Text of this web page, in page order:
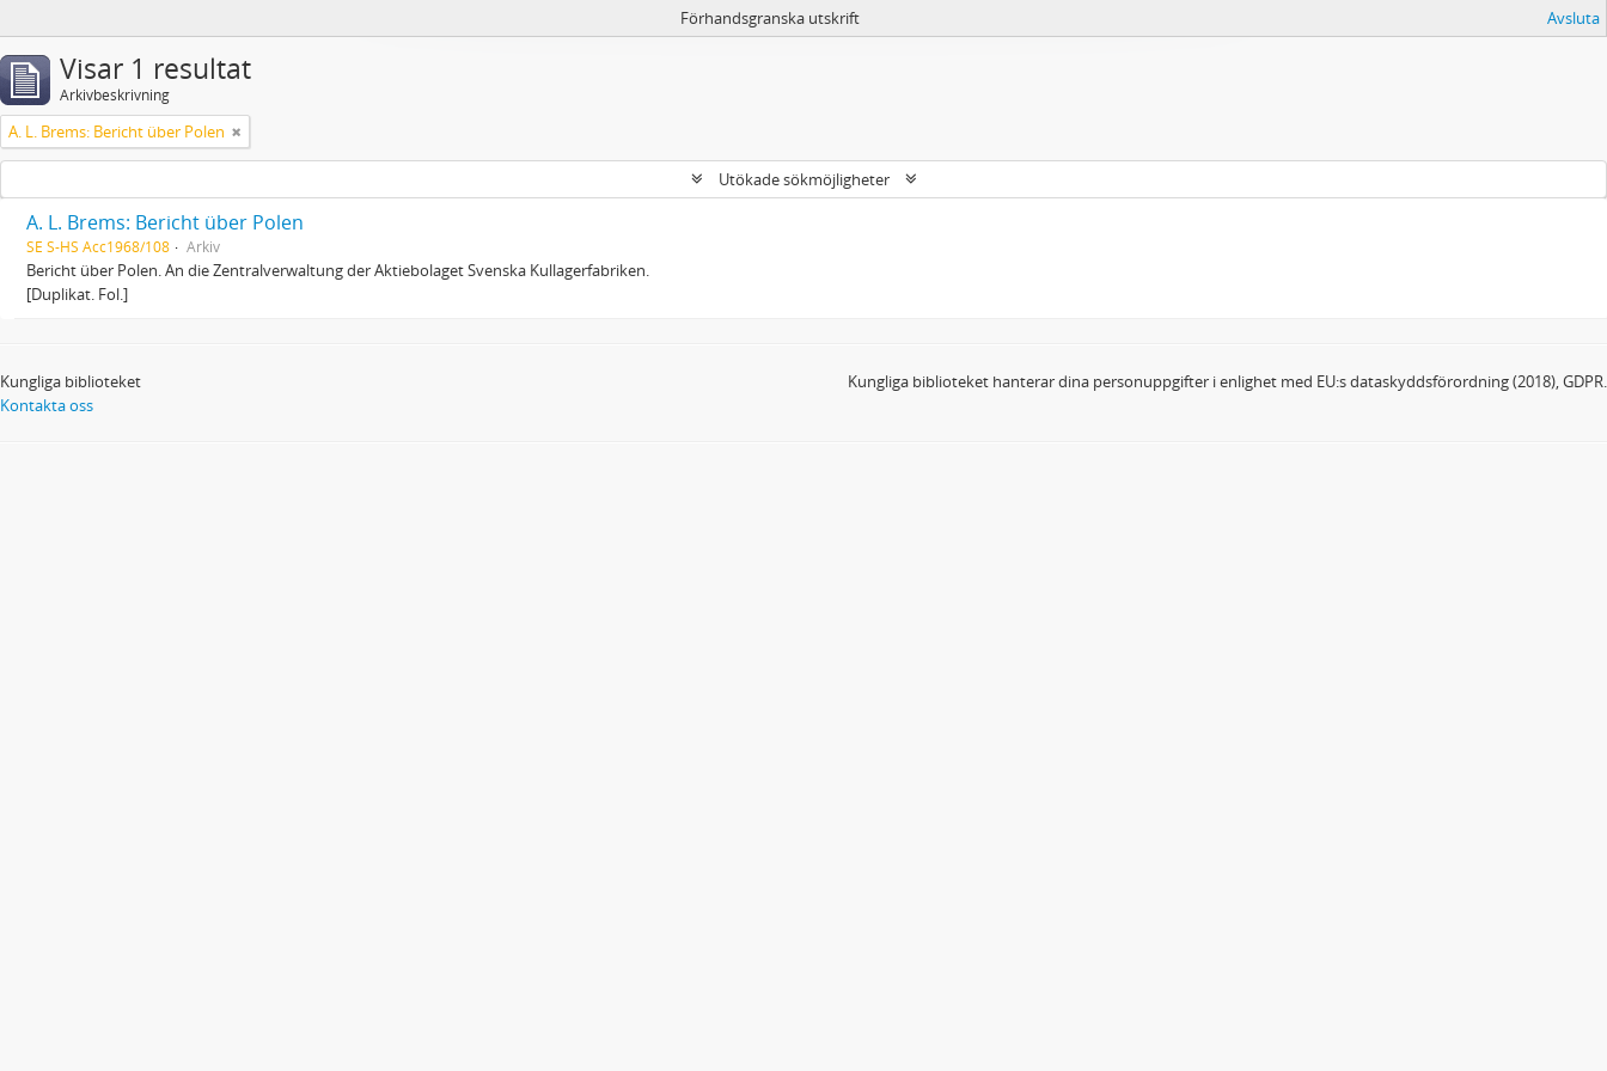
Förhandsgranska utskrift Avsluta
Visar 1 resultat
Arkivbeskrivning
A. L. Brems: Bericht über Polen
Utökade sökmöjligheter
A. L. Brems: Bericht über Polen
SE S-HS Acc1968/108 Arkiv
Bericht über Polen. An die Zentralverwaltung der Aktiebolaget Svenska Kullagerfabriken.
[Duplikat. Fol.]
Kungliga biblioteket
Kontakta oss
Kungliga biblioteket hanterar dina personuppgifter i enlighet med EU:s dataskyddsförordning (2018), GDPR.